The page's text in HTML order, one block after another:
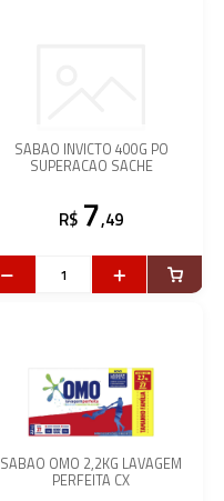
SABAO INVICTO 400G PO
SUPERACAO SACHE
R$ 7,49
SABAO OMO 2,2KG LAVAGEM
PERFEITA CX